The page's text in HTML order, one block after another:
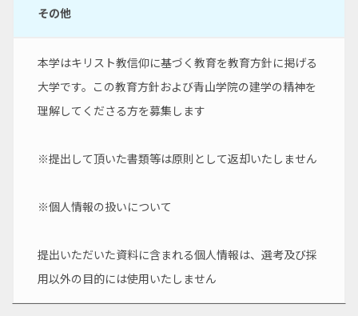
その他
本学はキリスト教信仰に基づく教育を教育方針に掲げる
大学です。この教育方針および青山学院の建学の精神を
理解してくださる方を募集します
※提出して頂いた書類等は原則として返却いたしません
※個人情報の扱いについて
提出いただいた資料に含まれる個人情報は、選考及び採
用以外の目的には使用いたしません